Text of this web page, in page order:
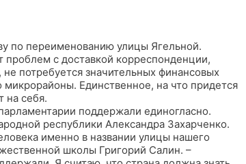
по переименованию улицы Ягельной.
проблем с доставкой корреспонденции,
потребуется значительных финансовых
микрорайоны. Единственное, на что придется
на себя.
поддержали единогласно.
республики Александра Захарченко.
именно в названии улицы нашего
школы Григорий Салин. –